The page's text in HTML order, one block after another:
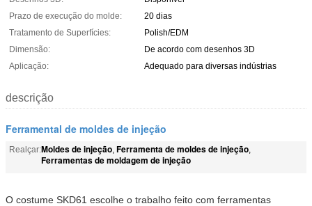
Prazo de execução do molde:
20 dias
Tratamento de Superfícies:
Polish/EDM
Dimensão:
De acordo com desenhos 3D
Aplicação:
Adequado para diversas indústrias
descrição
Ferramental de moldes de injeção
Realçar:Moldes de injeção, Ferramenta de moldes de injeção,
Ferramentas de moldagem de injeção
O costume SKD61 escolhe o trabalho feito com ferramentas